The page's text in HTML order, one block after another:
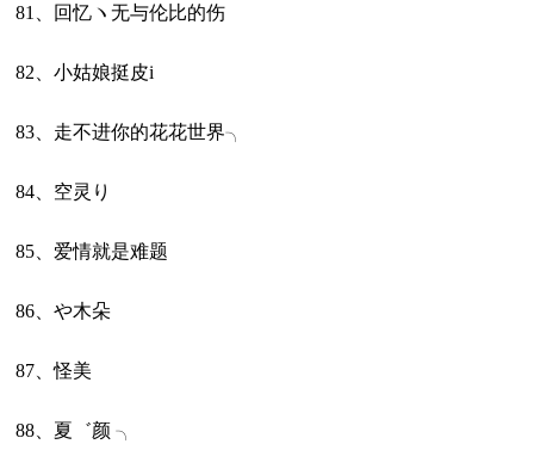
81、回忆ヽ无与伦比的伤
82、小姑娘挺皮i
83、走不进你的花花世界╮
84、空灵り
85、爱情就是难题
86、や木朵
87、怪美
88、夏゛颜 ╮